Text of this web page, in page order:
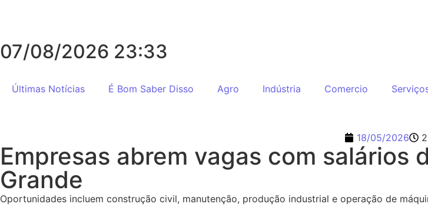
07/08/2026 23:33
Últimas Notícias É Bom Saber Disso Agro Indústria Comercio
18/05/2026
Empresas abrem vagas com salários
Grande
Oportunidades incluem construção civil, manutenção, produção industrial e operação de